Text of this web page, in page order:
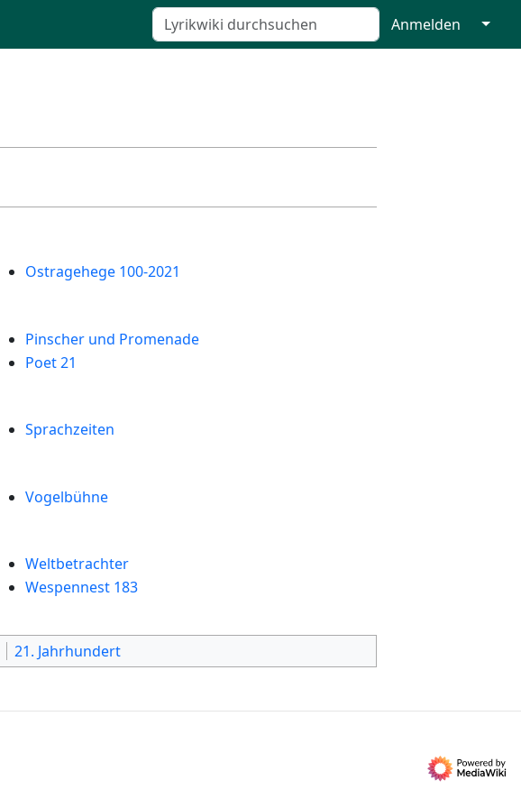
Anmelden ↓
Ostragehege 100-2021
Pinscher und Promenade
Poet 21
Sprachzeiten
Vogelbühne
Weltbetrachter
Wespennest 183
21. Jahrhundert